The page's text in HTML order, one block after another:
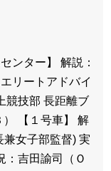
ンター】 解説：
リートアドバイ
競技部 長距離ブ
） 【１号車】 解
女子部監督) 実
：吉田諭司（Ｏ